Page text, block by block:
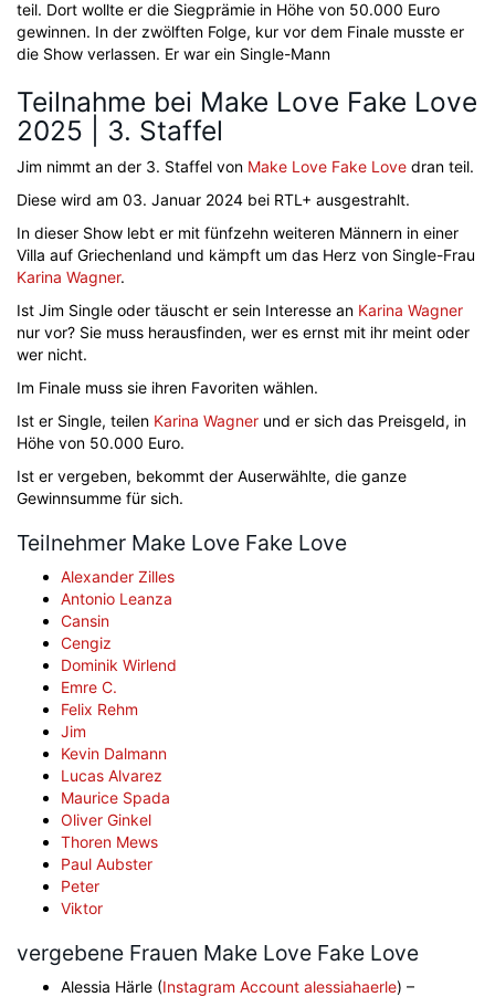
teil. Dort wollte er die Siegprämie in Höhe von 50.000 Euro
gewinnen. In der zwölften Folge, kur vor dem Finale musste er
die Show verlassen. Er war ein Single-Mann
Teilnahme bei Make Love Fake Love
2025 | 3. Staffel
Jim nimmt an der 3. Staffel von Make Love Fake Love dran teil.
Diese wird am 03. Januar 2024 bei RTL+ ausgestrahlt.
In dieser Show lebt er mit fünfzehn weiteren Männern in einer
Villa auf Griechenland und kämpft um das Herz von Single-Frau
Karina Wagner.
Ist Jim Single oder täuscht er sein Interesse an Karina Wagner
nur vor? Sie muss herausfinden, wer es ernst mit ihr meint oder
wer nicht.
Im Finale muss sie ihren Favoriten wählen.
Ist er Single, teilen Karina Wagner und er sich das Preisgeld, in
Höhe von 50.000 Euro.
Ist er vergeben, bekommt der Auserwählte, die ganze
Gewinnsumme für sich.
Teilnehmer Make Love Fake Love
Alexander Zilles
Antonio Leanza
Cansin
Cengiz
Dominik Wirlend
Emre C.
Felix Rehm
Jim
Kevin Dalmann
Lucas Alvarez
Maurice Spada
Oliver Ginkel
Thoren Mews
Paul Aubster
Peter
Viktor
vergebene Frauen Make Love Fake Love
Alessia Härle (Instagram Account alessiahaerle) –